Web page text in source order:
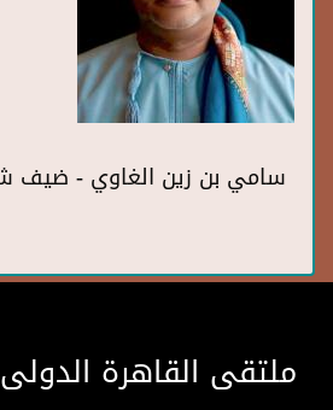
سامي بن زين الغاوي - ضيف
ملتقى القاهرة